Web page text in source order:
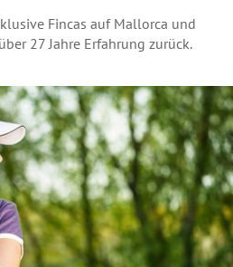
Fincas auf Mallorca und
27 Jahre Erfahrung zurück.